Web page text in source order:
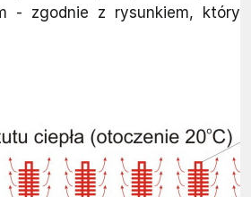
- zgodnie z rysunkiem, który